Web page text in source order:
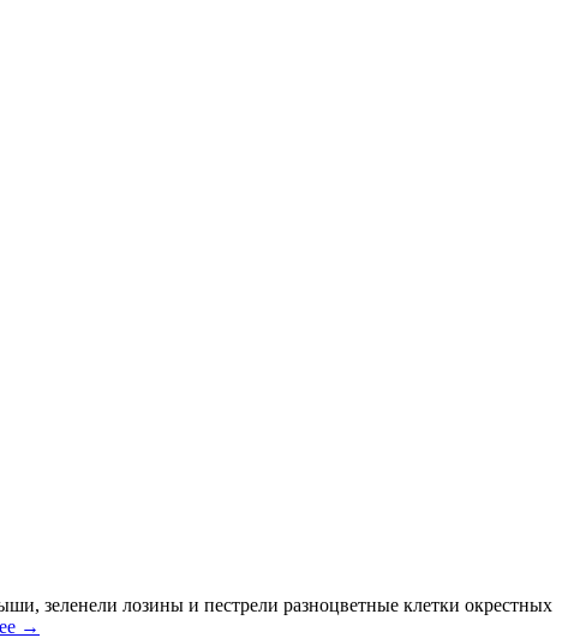
зеленели лозины и пестрели разноцветные клетки окрестных
→